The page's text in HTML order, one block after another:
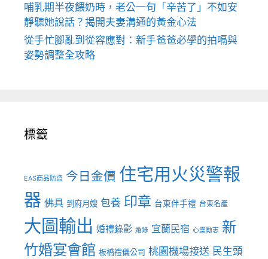
哺乳期半夜餵奶時，老公一句「辛苦了」不如安
靜聽她說話？揭開夫妻溝通的黃金心法
從手忙腳亂到從容應對：新手爸爸必學的拍嗝與
姿勢調整全攻略
標籤
EAS商品防盜 今日金價 住宅用火災警報
器 佛具 到府月嫂 包養 印章 台東伴手禮 台東名產
大圖輸出 婚禮錄影 婚錄 宜蘭民宿 心靈勵志 新
竹婚宴會館 板橋禮儀公司 桃園機場接送 民生頭